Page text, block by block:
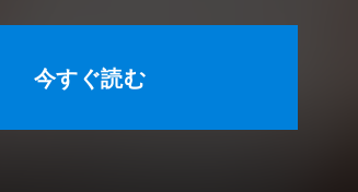
今すぐ読む